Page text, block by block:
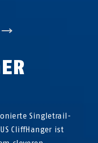
Singletrail-
CliffHanger ist